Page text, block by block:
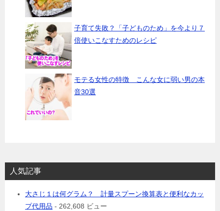
子育て失敗？「子どものため」を今より７
倍使いこなすためのレシピ
モテる女性の特徴 こんな女に弱い男の本
音30選
人気記事
大さじ１は何グラム？ 計量スプーン換算表と便利なカッ
プ代用品 - 262,608 ビュー